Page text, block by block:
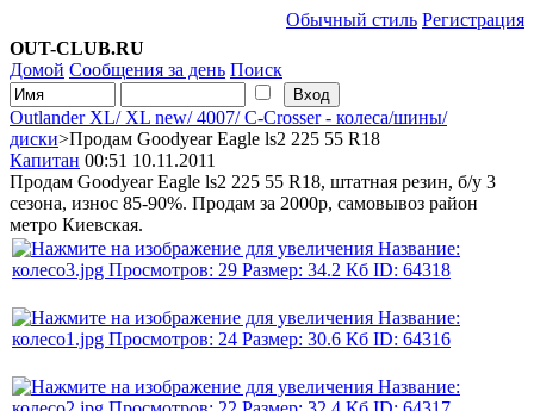
Обычный стиль Регистрация
OUT-CLUB.RU
Домой Сообщения за день Поиск
Outlander XL/ XL new/ 4007/ C-Сrosser - колеса/шины/
диски>Продам Goodyear Eagle ls2 225 55 R18
Капитан 00:51 10.11.2011
Продам Goodyear Eagle ls2 225 55 R18, штатная резин, б/у 3
сезона, износ 85-90%. Продам за 2000р, самовывоз район
метро Киевская.